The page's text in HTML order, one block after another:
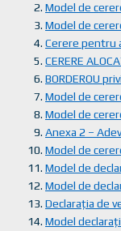
Model de
Model de
Cerere pentru
CERERE
BORDEROU
Model de
Model de
Anexa 2 –
Model de
Model de
Model de
Declarația de
Model